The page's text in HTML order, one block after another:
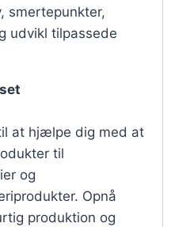
smertepunkter,
udvikl tilpassede
at hjælpe dig med at
til
og
Opnå
produktion og